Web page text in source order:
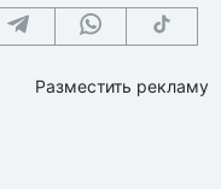
Разместить рекламу